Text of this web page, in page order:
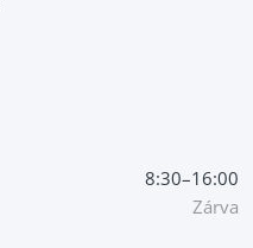
8:30–16:00
Zárva